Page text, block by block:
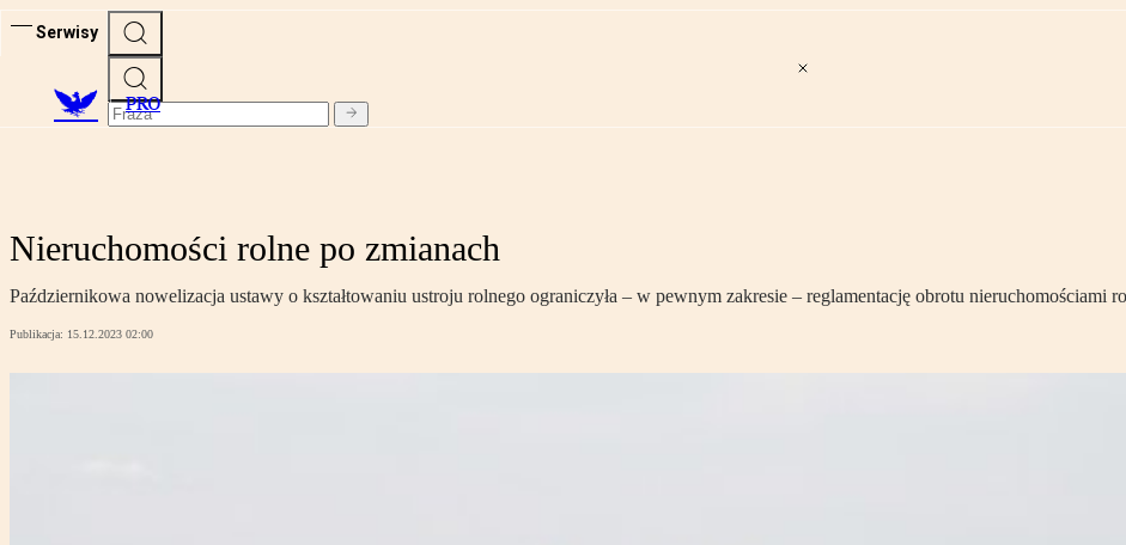
Serwisy
PRO
Nieruchomości rolne po zmianach
Październikowa nowelizacja ustawy o kształtowaniu ustroju rolnego ograniczyła – w pewnym zakresie – reglamentację obrotu nieruchomościami
Publikacja: 15.12.2023 02:00